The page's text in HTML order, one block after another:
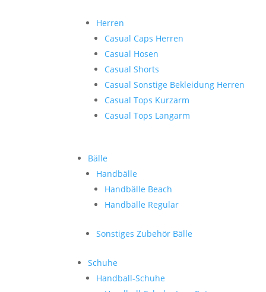
Herren
Casual Caps Herren
Casual Hosen
Casual Shorts
Casual Sonstige Bekleidung Herren
Casual Tops Kurzarm
Casual Tops Langarm
Bälle
Handbälle
Handbälle Beach
Handbälle Regular
Sonstiges Zubehör Bälle
Schuhe
Handball-Schuhe